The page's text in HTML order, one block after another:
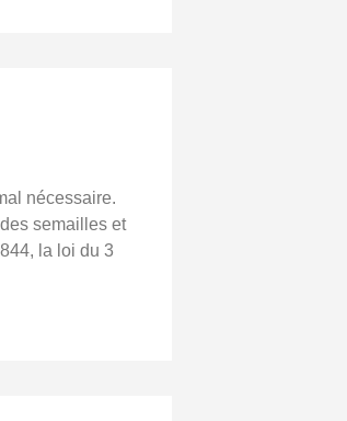
nécessaire.
semailles et
la loi du 3